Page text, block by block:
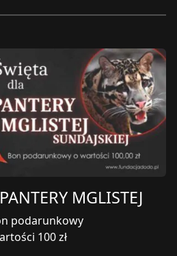
MGLISTEJ
podarunkowy
100 zł